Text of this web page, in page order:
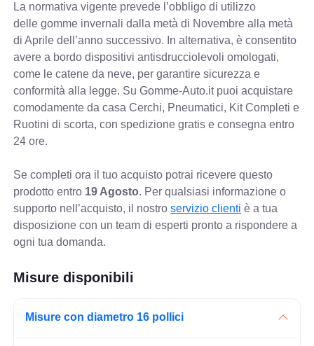
La normativa vigente prevede l’obbligo di utilizzo
delle gomme invernali dalla metà di Novembre alla metà
di Aprile dell’anno successivo. In alternativa, è consentito
avere a bordo dispositivi antisdrucciolevoli omologati,
come le catene da neve, per garantire sicurezza e
conformità alla legge. Su Gomme-Auto.it puoi acquistare
comodamente da casa Cerchi, Pneumatici, Kit Completi e
Ruotini di scorta, con spedizione gratis e consegna entro
24 ore.
Se completi ora il tuo acquisto potrai ricevere questo
prodotto entro 19 Agosto. Per qualsiasi informazione o
supporto nell’acquisto, il nostroservizio clienti è a tua
disposizione con un team di esperti pronto a rispondere a
ogni tua domanda.
Misure disponibili
Misure con diametro 16 pollici